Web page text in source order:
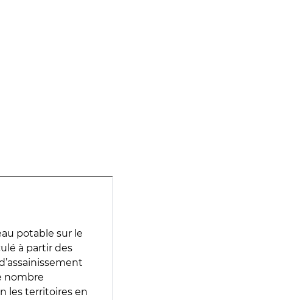
potable sur le
à partir des
nombre
les territoires en